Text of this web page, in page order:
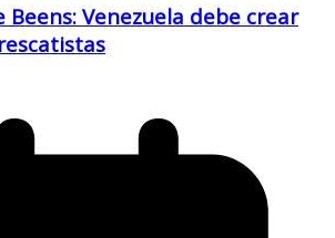
Beens: Venezuela debe crear